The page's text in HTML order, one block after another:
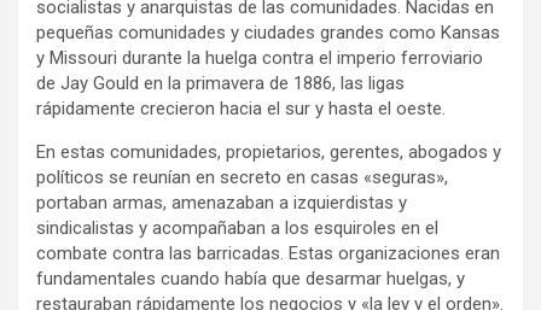
socialistas y anarquistas de las comunidades. Nacidas en
pequeñas comunidades y ciudades grandes como Kansas
y Missouri durante la huelga contra el imperio ferroviario
de Jay Gould en la primavera de 1886, las ligas
rápidamente crecieron hacia el sur y hasta el oeste.
En estas comunidades, propietarios, gerentes, abogados y
políticos se reunían en secreto en casas «seguras»,
portaban armas, amenazaban a izquierdistas y
sindicalistas y acompañaban a los esquiroles en el
combate contra las barricadas. Estas organizaciones eran
fundamentales cuando había que desarmar huelgas, y
restauraban rápidamente los negocios y «la ley y el orden».